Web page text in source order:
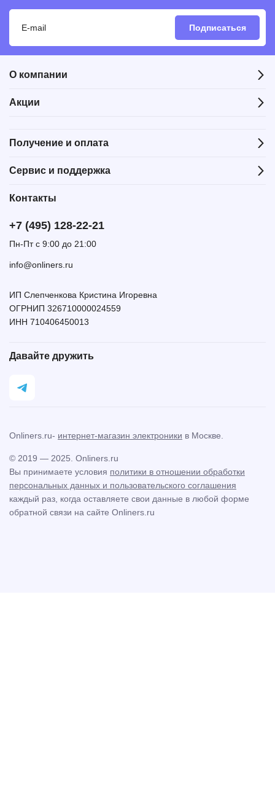
Подписаться
О компании
Акции
Получение и оплата
Сервис и поддержка
Контакты
+7 (495) 128-22-21
Пн-Пт с 9:00 до 21:00
info@onliners.ru
ИП Слепченкова Кристина Игоревна
ОГРНИП 326710000024559
ИНН 710406450013
Давайте дружить
Вы принимаете условия политики в отношении обработки
персональных данных и пользовательского соглашения
каждый раз, когда оставляете свои данные в любой форме
обратной связи на сайте Onliners.ru
© 2019 — 2025. Onliners.ru
Onliners.ru- интернет-магазин электроники в Москве.